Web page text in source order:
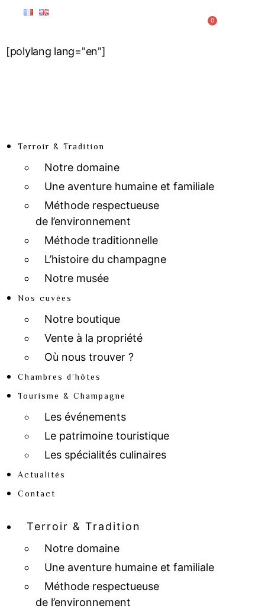
[polylang lang="en"]
0
Terroir & Tradition
Notre domaine
Une aventure humaine et familiale
Méthode respectueuse
de l’environnement
Méthode traditionnelle
L’histoire du champagne
Notre musée
Nos cuvées
Notre boutique
Vente à la propriété
Où nous trouver ?
Chambres d’hôtes
Tourisme & Champagne
Les événements
Le patrimoine touristique
Les spécialités culinaires
Actualités
Contact
Terroir & Tradition
Notre domaine
Une aventure humaine et familiale
Méthode respectueuse
de l’environnement